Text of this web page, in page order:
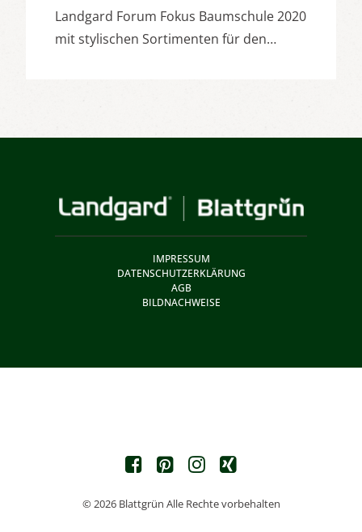
Landgard Forum Fokus Baumschule 2020
mit stylischen Sortimenten für den…
IMPRESSUM
DATENSCHUTZERKLÄRUNG
AGB
BILDNACHWEISE
© 2026 Blattgrün Alle Rechte vorbehalten